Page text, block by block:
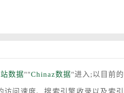
数据""Chinaz数据"进入;以目前的
问速度、搜索引擎收录以及索引